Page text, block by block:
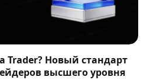
Trader? Новый стандарт
высшего уровня